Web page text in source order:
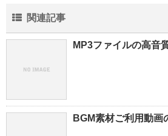
関連記事
MP3ファイルの高音
BGM素材ご利用動